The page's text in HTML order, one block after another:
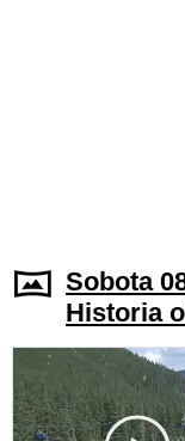
Sobota
Historia